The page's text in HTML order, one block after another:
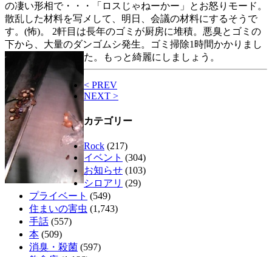
の凄い形相で・・・「ロスじゃねーかー」とお怒りモード。
散乱した材料を写メして、明日、会議の材料にするそうで
す。(怖)。 2軒目は長年のゴミが厨房に堆積。悪臭とゴミの
下から、大量のダンゴムシ発生。ゴミ掃除1時間かかりまし
た。もっと綺麗にしましょう。
< PREV
NEXT >
カテゴリー
Rock (217)
イベント (304)
お知らせ (103)
シロアリ (29)
プライベート (549)
住まいの害虫 (1,743)
手話 (557)
本 (509)
消臭・殺菌 (597)